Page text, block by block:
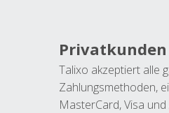
Privatkunden
Talixo akzeptiert alle
Zahlungsmethoden,
MasterCard, Visa